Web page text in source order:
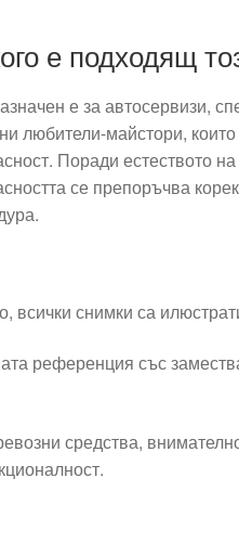
е подходящ
е за автосервизи,
любители-майстори,
Поради естеството
се препоръчва
всички снимки са
референция със
средства,